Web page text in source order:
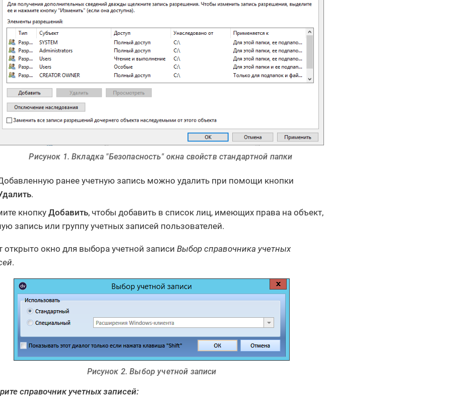
Рисунок 1. Вкладка "Безопасность" окна свойств стандартной папки
ранее учетную запись можно удалить при помощи кнопки
.
кнопку Добавить, чтобы добавить в список лиц, имеющих права на объект,
запись или группу учетных записей пользователей.
открыто окно для выбора учетной записи Выбор справочника учетных
.
Рисунок 2. Выбор учетной записи
справочник учетных записей: